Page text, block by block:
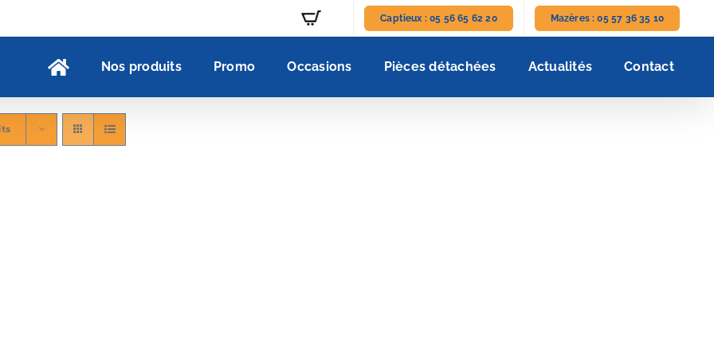
Captieux : 05 56 65 62 20 Mazères : 05 57 36 35 10
Nos produits Promo Occasions Pièces détachées Actualités Contact